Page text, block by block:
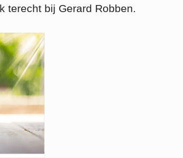
terecht bij Gerard Robben.